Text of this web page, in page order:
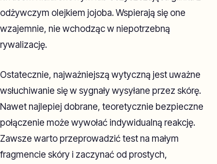
odżywczym olejkiem jojoba. Wspierają się one
wzajemnie, nie wchodząc w niepotrzebną
rywalizację.
Ostatecznie, najważniejszą wytyczną jest uważne
wsłuchiwanie się w sygnały wysyłane przez skórę.
Nawet najlepiej dobrane, teoretycznie bezpieczne
połączenie może wywołać indywidualną reakcję.
Zawsze warto przeprowadzić test na małym
fragmencie skóry i zaczynać od prostych,